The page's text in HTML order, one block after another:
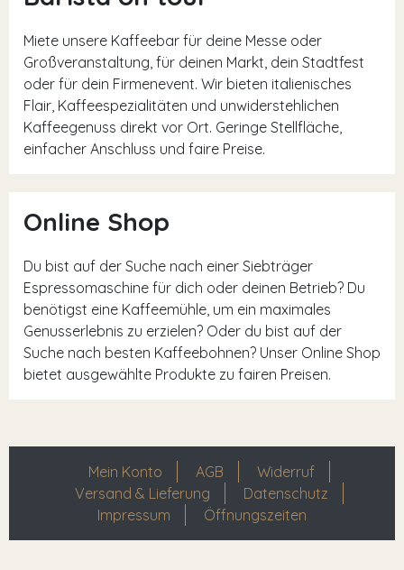
Miete unsere Kaffeebar für deine Messe oder
Großveranstaltung, für deinen Markt, dein Stadtfest
oder für dein Firmenevent. Wir bieten italienisches
Flair, Kaffeespezialitäten und unwiderstehlichen
Kaffeegenuss direkt vor Ort. Geringe Stellfläche,
einfacher Anschluss und faire Preise.
Online Shop
Du bist auf der Suche nach einer Siebträger
Espressomaschine für dich oder deinen Betrieb? Du
benötigst eine Kaffeemühle, um ein maximales
Genusserlebnis zu erzielen? Oder du bist auf der
Suche nach besten Kaffeebohnen? Unser Online Shop
bietet ausgewählte Produkte zu fairen Preisen.
Mein Konto AGB
Widerruf
Versand & Lieferung
Datenschutz
Impressum
Öffnungszeiten